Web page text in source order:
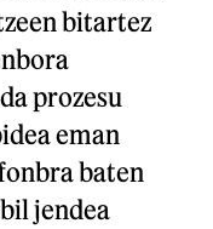
bitartez
prozesu
eman
baten
jendea